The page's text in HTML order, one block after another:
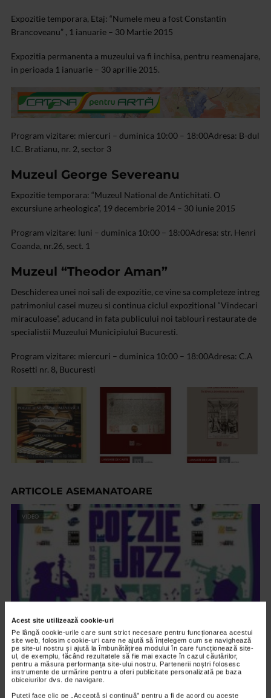
Acest site utilizează cookie-uri
Pe lângă cookie-urile care sunt strict necesare pentru funcționarea acestui
site web, folosim cookie-uri care ne ajută să înțelegem cum se navighează
pe site-ul nostru și ajută la îmbunătățirea modului în care funcționează site-
ul, de exemplu, făcând rezultatele să fie mai exacte în cazul căutărilor,
pentru a măsura performanța site-ului nostru. Partenerii noștri folosesc
instrumente de urmărire pentru a oferi publicitate personalizată pe baza
obiceiurilor dvs. de navigare.
Puteți face clic pe „Acceptă si continuă” pentru a fi de acord cu aceste
Expozitie temporara, Etaj: “Numele meu a fost Constantin
Brancoveanu” , 1 ianuarie – 30 Martie 2015
Expozitia permanenta a muzeului va fi inchisa, pentru reamenajare,
in perioada 1 ianuarie – 30 aprilie 2015.
Program vizitare: miercuri – duminica 10:00 – 18:00Adresa: B-dul
I.C. Bratianu, nr. 2, sector 3
Muzeul George Severeanu
Expozitie temporara: “Muzeul National de Antichitati. O
excursiune arheologica”, 19 decembrie 2014 – 30 iunie 2015
Program vizitare: luni – duminica 10:00 – 18:00Adresa: str. Henri
Coanda, nr.26, sect. 1
Muzeul “Theodor Aman”
Deschiderea unei noi sali de expozitie, ce vine sa completeze intreg
patrimoniul casei muzeu si continua ciclul expozitional “Vindecari
miraculoase”, aducand in fata publicului noi tablouri restaurate de
specialistii Muzeului Municipiului Bucuresti.
Program vizitare: miercuri – duminica 10:00 – 18:00Adresa: C.A
Rosetti nr. 8, Bucuresti
ARTICOLE ASEMANATOARE
VIDEO
ALTE MATERIALE
Maratonul de Poezie si Jazz 2023